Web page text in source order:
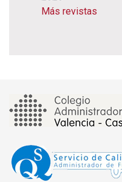
Más revistas